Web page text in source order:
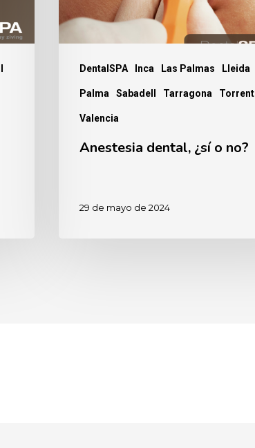
DentalSPA Inca Las Palmas Lleida
Palma Sabadell Tarragona Torrent
Valencia
Anestesia dental, ¿sí o no?
29 de mayo de 2024